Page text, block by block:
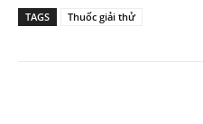
TAGS Thuốc giải thử